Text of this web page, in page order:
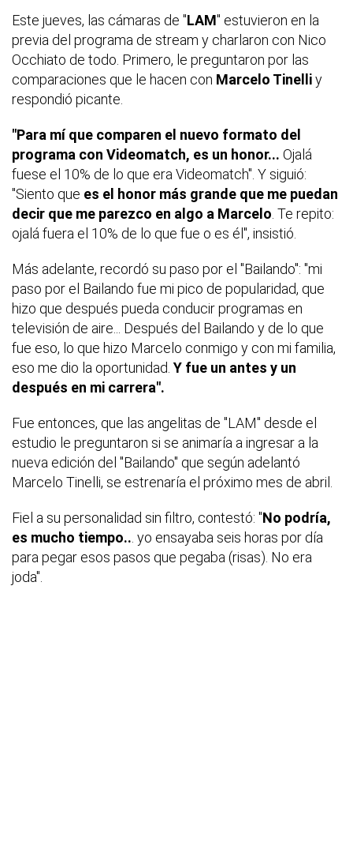
Este jueves, las cámaras de "LAM" estuvieron en la
previa del programa de stream y charlaron con Nico
Occhiato de todo. Primero, le preguntaron por las
comparaciones que le hacen con Marcelo Tinelliy
respondió picante.
"Para mí que comparen el nuevo formato del
programa con Videomatch, es un honor... Ojalá
fuese el 10% de lo que era Videomatch". Y siguió:
"Siento que es el honor más grande que me puedan
decir que me parezco en algo a Marcelo . Te repito:
ojalá fuera el 10% de lo que fue o es él", insistió.
Más adelante, recordó su paso por el "Bailando": "mi
paso por el Bailando fue mi pico de popularidad, que
hizo que después pueda conducir programas en
televisión de aire... Después del Bailando y de lo que
fue eso, lo que hizo Marcelo conmigo y con mi familia,
eso me dio la oportunidad. Y fue un antes y un
después en mi carrera".
Fue entonces, que las angelitas de "LAM" desde el
estudio le preguntaron si se animaría a ingresar a la
nueva edición del "Bailando" que según adelantó
Marcelo Tinelli, se estrenaría el próximo mes de abril.
Fiel a su personalidad sin filtro, contestó: "No podría,
es mucho tiempo.. . yo ensayaba seis horas por día
para pegar esos pasos que pegaba (risas). No era
joda".